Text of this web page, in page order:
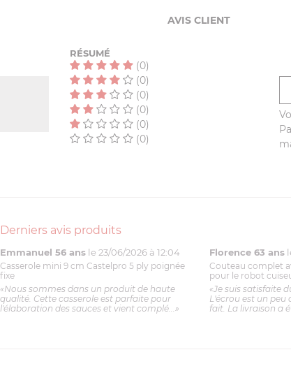
AVIS CLIENT
RÉSUMÉ
(0)
(0)
(0)
(0)
(0)
(0)
Derniers avis produits
Emmanuel 56 ans le 23/06/2026 à 12:04
Casserole mini 9 cm Castelpro 5 ply poignée
fixe
«Nous sommes dans un produit de haute
qualité. Cette casserole est parfaite pour
l'élaboration des sauces et vient complé...»
Florence 63 ans
Couteau complet
pour le robot
«Je suis satisfaite
L'écrou est un peu
fait. La livraison a